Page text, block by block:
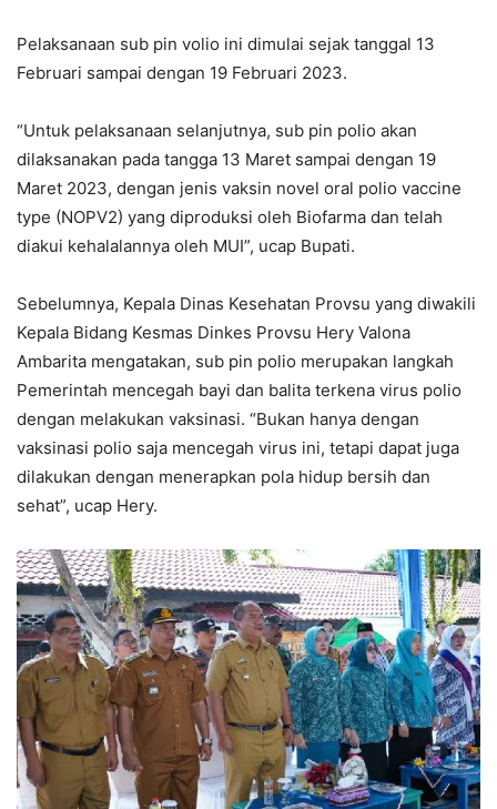
Pelaksanaan sub pin volio ini dimulai sejak tanggal 13
Februari sampai dengan 19 Februari 2023.
“Untuk pelaksanaan selanjutnya, sub pin polio akan
dilaksanakan pada tangga 13 Maret sampai dengan 19
Maret 2023, dengan jenis vaksin novel oral polio vaccine
type (NOPV2) yang diproduksi oleh Biofarma dan telah
diakui kehalalannya oleh MUI”, ucap Bupati.
Sebelumnya, Kepala Dinas Kesehatan Provsu yang diwakili
Kepala Bidang Kesmas Dinkes Provsu Hery Valona
Ambarita mengatakan, sub pin polio merupakan langkah
Pemerintah mencegah bayi dan balita terkena virus polio
dengan melakukan vaksinasi. “Bukan hanya dengan
vaksinasi polio saja mencegah virus ini, tetapi dapat juga
dilakukan dengan menerapkan pola hidup bersih dan
sehat”, ucap Hery.